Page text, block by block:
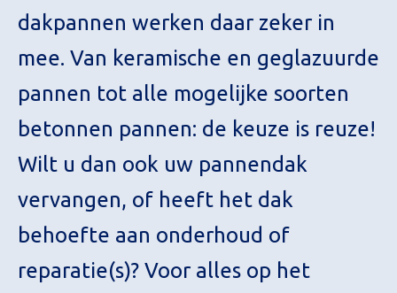
dakpannen werken daar zeker in
mee. Van keramische en geglazuurde
pannen tot alle mogelijke soorten
betonnen pannen: de keuze is reuze!
Wilt u dan ook uw pannendak
vervangen, of heeft het dak
behoefte aan onderhoud of
reparatie(s)? Voor alles op het